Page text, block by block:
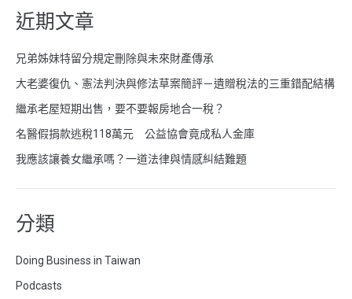
近期文章
兄弟姊妹特留分規定刪除與未來財產傳承
大老婆復仇、憲法判決與修法草案簡評－遺贈稅法的三重錯配結構
繼承老屋短期出售，要不要報房地合一稅？
名醫假捐款逃稅118萬元 公益協會竟成私人金庫
我應該讓養女繼承嗎？一道法律與情感糾結難題
分類
Doing Business in Taiwan
Podcasts